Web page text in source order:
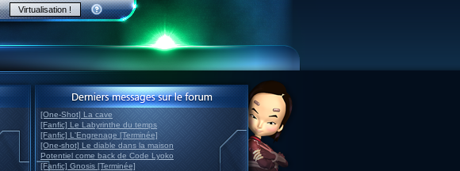
[One-Shot] La cave
[Fanfic] Le Labyrinthe du temps
[Fanfic] L'Engrenage [Terminée]
[One-shot] Le diable dans la maison
Potentiel come back de Code Lyoko
[Fanfic] Gnosis [Terminée]